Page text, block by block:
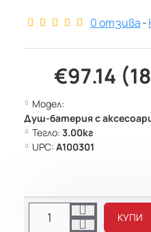
0 отзива-
€97.14
Модел:
Душ-батерия с
Тегло: 3.00кг
UPC: A100301
КУПИ